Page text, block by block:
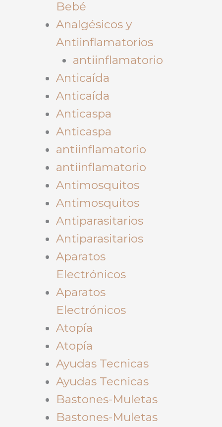
Bebé
Analgésicos y
Antiinflamatorios
antiinflamatorio
Anticaída
Anticaída
Anticaspa
Anticaspa
antiinflamatorio
antiinflamatorio
Antimosquitos
Antimosquitos
Antiparasitarios
Antiparasitarios
Aparatos
Electrónicos
Aparatos
Electrónicos
Atopía
Atopía
Ayudas Tecnicas
Ayudas Tecnicas
Bastones-Muletas
Bastones-Muletas